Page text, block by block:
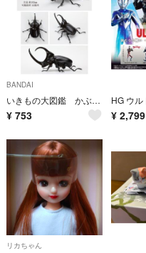
BANDAI
いきもの大図鑑 かぶとむし09 パンカブト（ロング） 昆虫フィギュア バンダイ
¥ 753 ¥ 2,799
リカちゃん